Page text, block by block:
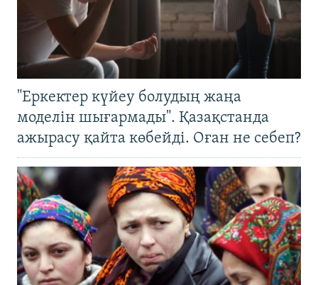
"Еркектер күйеу болудың жаңа
моделін шығармады". Қазақстанда
ажырасу қайта көбейді. Оған не себеп?